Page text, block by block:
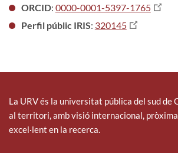
ORCID: 0000-0001-5397-1765
Perfil públic IRIS: 320145
La URV és la universitat pública del sud de
al territori, amb visió internacional, pròxima
excel·lent en la recerca.